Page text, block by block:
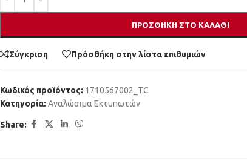
ΠΡΟΣΘΉΚΗ ΣΤΟ ΚΑΛΆΘΙ
Σύγκριση Πρόσθήκη στην λίστα επιθυμιών
Κωδικός προϊόντος: 1710567002_TC
Κατηγορία: Αναλώσιμα Εκτυπωτών
Share: